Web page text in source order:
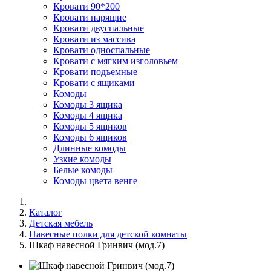
Кровати 90*200
Кровати парящие
Кровати двуспальные
Кровати из массива
Кровати односпальные
Кровати с мягким изголовьем
Кровати подъемные
Кровати с ящиками
Комоды
Комоды 3 ящика
Комоды 4 ящика
Комоды 5 ящиков
Комоды 6 ящиков
Длинные комоды
Узкие комоды
Белые комоды
Комоды цвета венге
Каталог
Детская мебель
Навесные полки для детской комнаты
Шкаф навесной Гринвич (мод.7)